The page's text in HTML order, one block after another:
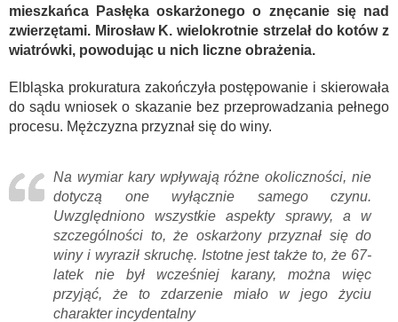
mieszkańca Pasłęka oskarżonego o znęcanie się nad
zwierzętami. Mirosław K. wielokrotnie strzelał do kotów z
wiatrówki, powodując u nich liczne obrażenia.
Elbląska prokuratura zakończyła postępowanie i skierowała
do sądu wniosek o skazanie bez przeprowadzania pełnego
procesu. Mężczyzna przyznał się do winy.
Na wymiar kary wpływają różne okoliczności, nie
dotyczą one wyłącznie samego czynu.
Uwzględniono wszystkie aspekty sprawy, a w
szczególności to, że oskarżony przyznał się do
winy i wyraził skruchę. Istotne jest także to, że 67-
latek nie był wcześniej karany, można więc
przyjąć, że to zdarzenie miało w jego życiu
charakter incydentalny